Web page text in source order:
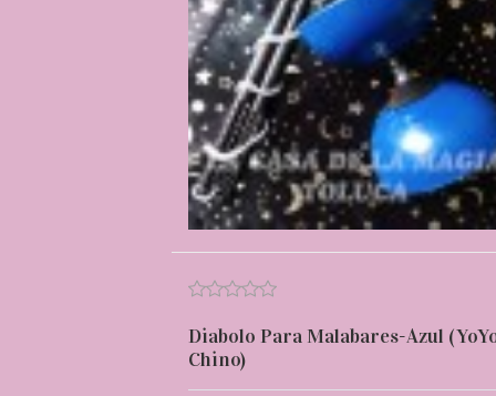
Diabolo Para Malabares-Azul
Chino)